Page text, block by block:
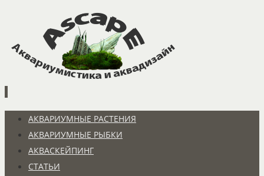
содержимому
Перейти
содержимому
АКВАРИУМНЫЕ РАСТЕНИЯ
АКВАРИУМНЫЕ РЫБКИ
АКВАСКЕЙПИНГ
СТАТЬИ